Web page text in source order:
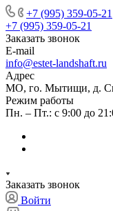
+7 (995) 359-05-21
+7 (995) 359-05-21
Заказать звонок
E-mail
info@estet-landshaft.ru
Адрес
МО, го. Мытищи, д.
Режим работы
Пн. – Пт.: с 9:00 до
Заказать звонок
Войти